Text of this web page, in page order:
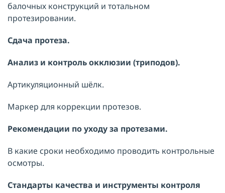
балочных конструкций и тотальном
протезировании.
Сдача протеза.
Анализ и контроль окклюзии (триподов).
Артикуляционный шёлк.
Маркер для коррекции протезов.
Рекомендации по уходу за протезами.
В какие сроки необходимо проводить контрольные
осмотры.
Стандарты качества и инструменты контроля